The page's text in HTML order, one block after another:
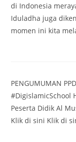
di Indonesia
Iduladha juga
momen ini kita
PENGUMUMAN
#DigislamicSchool
Peserta Didik Al
Klik di sini Klik di